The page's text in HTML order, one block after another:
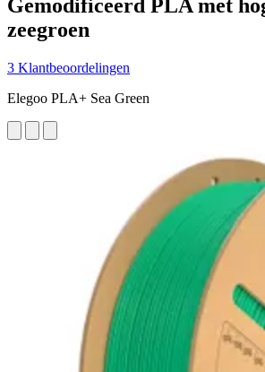
Gemodificeerd PLA met
zeegroen
3 Klantbeoordelingen
Elegoo PLA+ Sea Green